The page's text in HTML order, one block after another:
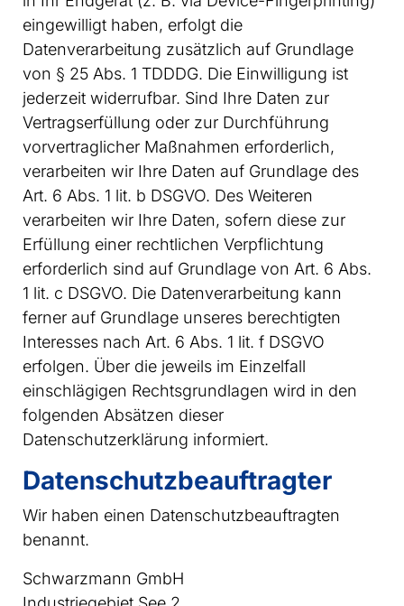
eingewilligt haben, erfolgt die
Datenverarbeitung zusätzlich auf Grundlage
von § 25 Abs. 1 TDDDG. Die Einwilligung ist
jederzeit widerrufbar. Sind Ihre Daten zur
Vertragserfüllung oder zur Durchführung
vorvertraglicher Maßnahmen erforderlich,
verarbeiten wir Ihre Daten auf Grundlage des
Art. 6 Abs. 1 lit. b DSGVO. Des Weiteren
verarbeiten wir Ihre Daten, sofern diese zur
Erfüllung einer rechtlichen Verpflichtung
erforderlich sind auf Grundlage von Art. 6 Abs.
1 lit. c DSGVO. Die Datenverarbeitung kann
ferner auf Grundlage unseres berechtigten
Interesses nach Art. 6 Abs. 1 lit. f DSGVO
erfolgen. Über die jeweils im Einzelfall
einschlägigen Rechtsgrundlagen wird in den
folgenden Absätzen dieser
Datenschutzerklärung informiert.
Datenschutz­beauftragter
Wir haben einen Datenschutzbeauftragten
benannt.
Schwarzmann GmbH